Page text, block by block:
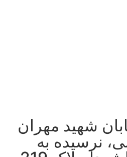
شهید مهران
نرسیده به